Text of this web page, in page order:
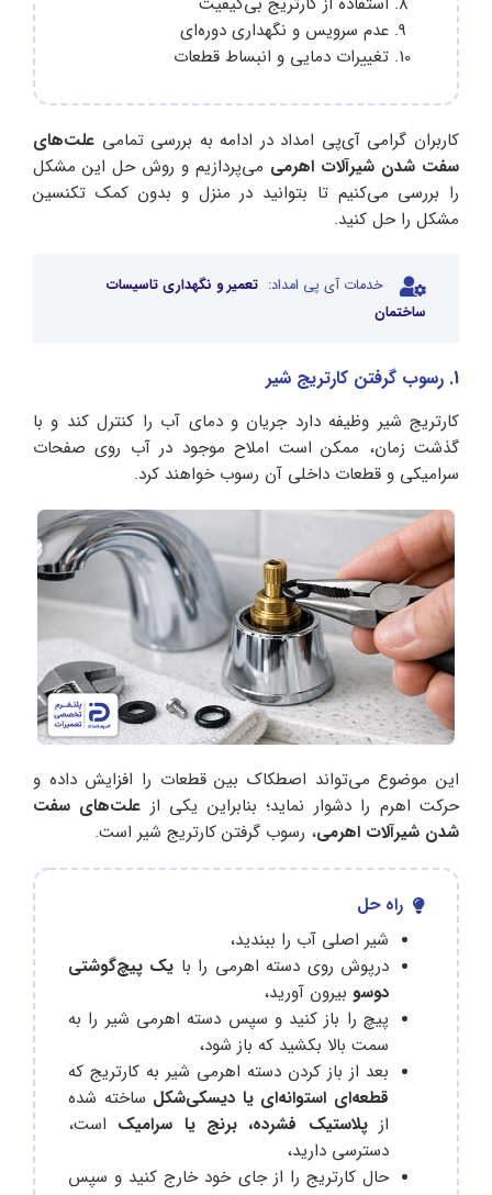
عدم سرویس و نگهداری دوره‌ای
تغییرات دمایی و انبساط قطعات
کاربران گرامی آی‌پی امداد در ادامه به بررسی تمامی علت‌های
سفت شدن شیرآلات اهرمی می‌پردازیم و روش حل این مشکل
را بررسی می‌کنیم تا بتوانید در منزل و بدون کمک تکنسین
مشکل را حل کنید.
خدمات آی پی امداد: تعمیر و نگهداری تاسیسات
ساختمان
1. رسوب گرفتن کارتریج شیر
کارتریج شیر وظیفه دارد جریان و دمای آب را کنترل کند و با
گذشت زمان، ممکن است املاح موجود در آب روی صفحات
سرامیکی و قطعات داخلی آن رسوب خواهند کرد.
این موضوع می‌تواند اصطکاک بین قطعات را افزایش داده و
حرکت اهرم را دشوار نماید؛ بنابراین یکی از علت‌های سفت
شدن شیرآلات اهرمی، رسوب گرفتن کارتریج شیر است.
راه حل
شیر اصلی آب را ببندید،
درپوش روی دسته اهرمی را با یک پیچ‌گوشتی
دوسو بیرون آورید،
پیچ را باز کنید و سپس دسته اهرمی شیر را به
سمت بالا بکشید که باز شود،
بعد از باز کردن دسته اهرمی شیر به کارتریج که
قطعه‌ای استوانه‌ای یا دیسکی‌شکل ساخته شده
ازپلاستیک فشرده، برنج یا سرامیک است،
دسترسی دارید،
حال کارتریج را از جای خود خارج کنید و سپس